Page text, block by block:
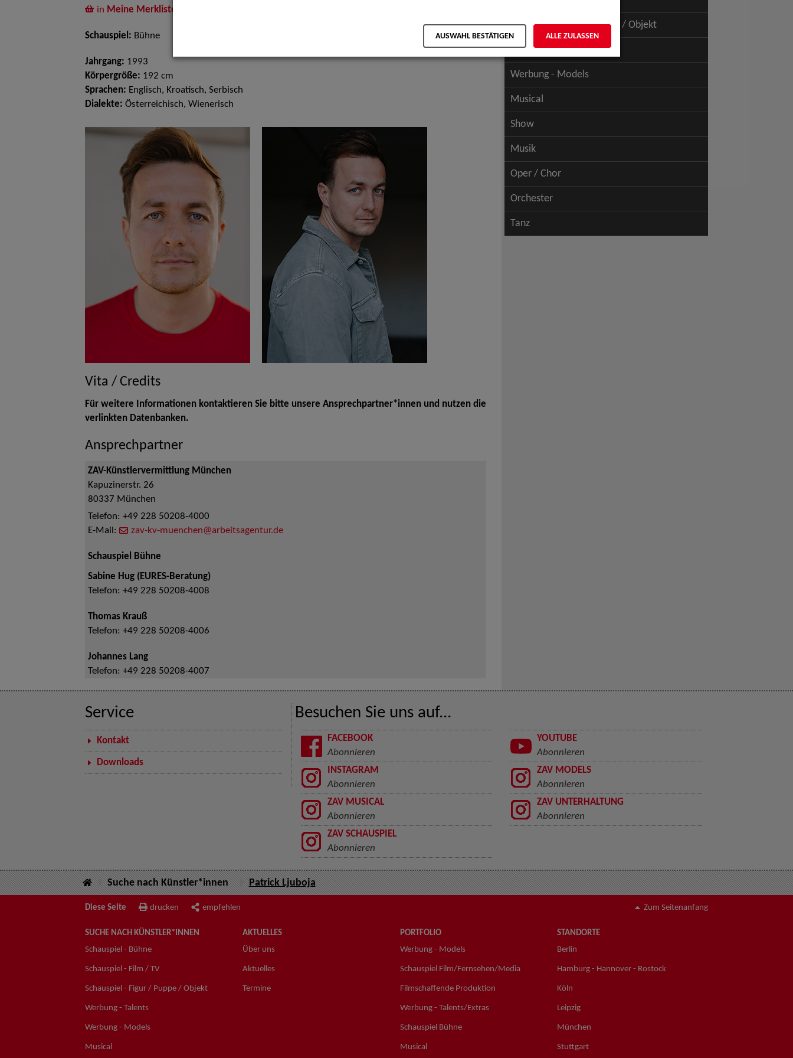
in Meine Merkliste
Schauspiel: Bühne
Jahrgang: 1993
Körpergröße: 192 cm
Sprachen: Englisch, Kroatisch, Serbisch
Dialekte: Österreichisch, Wienerisch
Vita / Credits
Für weitere Informationen kontaktieren Sie bitte unsere Ansprechpartner*innen und nutzen die
verlinkten Datenbanken.
Ansprechpartner
ZAV-Künstlervermittlung München
Kapuzinerstr. 26
80337 München
Telefon: +49 228 50208-4000
E-Mail:
zav-kv-muenchen@arbeitsagentur.de
Schauspiel Bühne
Sabine Hug (EURES-Beratung)
Telefon: +49 228 50208-4008
Thomas Krauß
Telefon: +49 228 50208-4006
Johannes Lang
Telefon: +49 228 50208-4007
Schauspiel - Figur / Puppe / Objekt
Werbung - Talents
Werbung - Models
Musical
Show
Musik
Oper / Chor
Orchester
Tanz
Service
Kontakt
Downloads
Besuchen Sie uns auf...
FACEBOOK
Abonnieren
YOUTUBE
Abonnieren
INSTAGRAM
Abonnieren
ZAV MODELS
Abonnieren
ZAV MUSICAL
Abonnieren
ZAV UNTERHALTUNG
Abonnieren
ZAV SCHAUSPIEL
Abonnieren
Suche nach Künstler*innen Patrick Ljuboja
Diese Seite drucken empfehlen Zum Seitenanfang
SUCHE NACH KÜNSTLER*INNEN
Schauspiel - Bühne
Schauspiel - Film / TV
Schauspiel - Figur / Puppe / Objekt
Werbung - Talents
Werbung - Models
Musical
AKTUELLES
Über uns
Aktuelles
Termine
PORTFOLIO
Werbung - Models
Schauspiel Film/Fernsehen/Media
Filmschaffende Produktion
Werbung - Talents/Extras
Schauspiel Bühne
Musical
STANDORTE
Berlin
Hamburg - Hannover - Rostock
Köln
Leipzig
München
Stuttgart
AUSWAHL BESTÄTIGEN ALLE ZULASSEN